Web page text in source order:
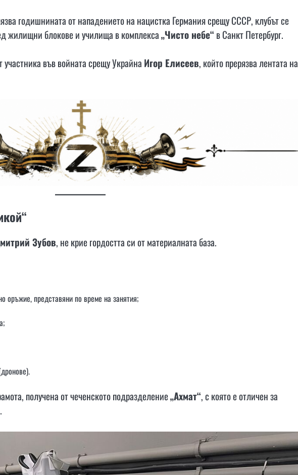
годишнината от нападението на нацистка Германия срещу СССР, клубът се
жилищни блокове и училища в комплекса„Чисто небе“ в Санкт Петербург.
във войната срещу Украйна Игор Елисеев, който прерязва лентата на
Зубов, не крие гордостта си от материалната база.
оръжие, представяни по време на занятия;
получена от чеченското подразделение„Ахмат“, с която е отличен за